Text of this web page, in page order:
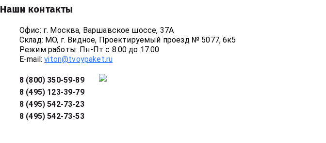
Наши контакты
Офис: г. Москва, Варшавское шоссе, 37А
Склад: МО, г. Видное, Проектируемый проезд № 5077, 6к5
Режим работы: Пн-Пт с 8.00 до 17.00
E-mail:viton@tvoypaket.ru
8 (800) 350-59-89
8 (495) 123-39-79
8 (495) 542-73-23
8 (495) 542-73-53